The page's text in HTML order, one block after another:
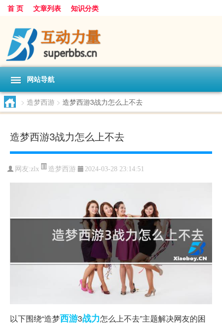
首 页 文章列表 知识分类
网站导航
> 造梦西游 > 造梦西游3战力怎么上不去
造梦西游3战力怎么上不去
网友:zlx 造梦西游 2024-03-28 23:14:51
以下围绕“造梦西游3战力怎么上不去”主题解决网友的困